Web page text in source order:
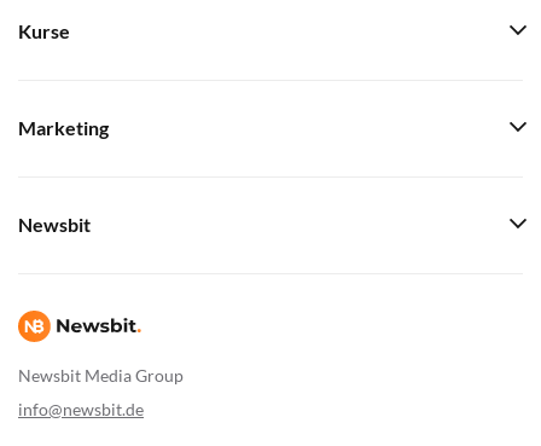
Newsbit Media Group
info@newsbit.de
Kurse
Marketing
Newsbit